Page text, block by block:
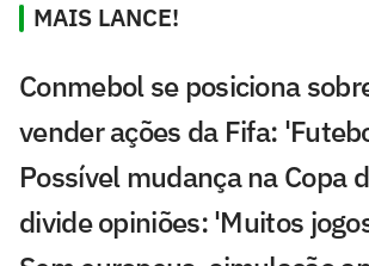
MAIS LANCE!
Conmebol se posiciona
vender ações da Fifa:
Possível mudança na Copa
divide opiniões: 'Muitos